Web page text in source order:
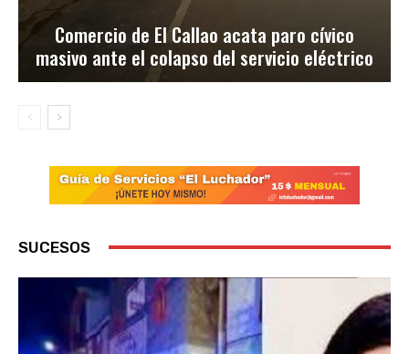
Comercio de El Callao acata paro cívico
masivo ante el colapso del servicio eléctrico
SUCESOS